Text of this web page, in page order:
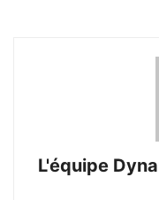
L'équipe